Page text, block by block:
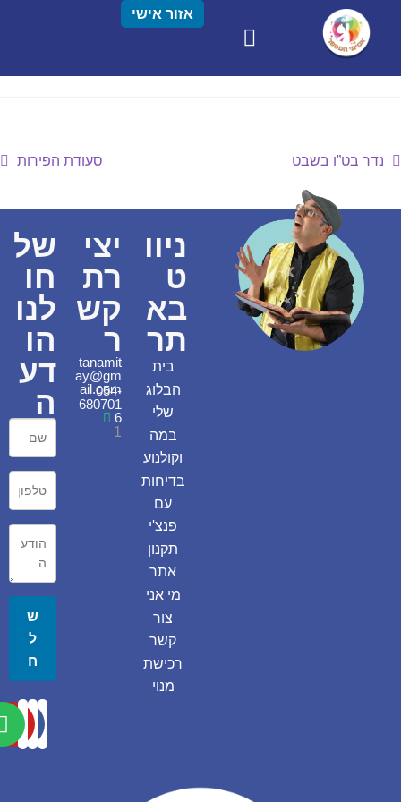
אזור אישי
נדר בט”ו בשבט סעודת הפירות
ניוו
ט
בא
תר
בית
הבלוג
שלי
במה
וקולנוע
בדיחות
עם
פנצ'י
תקנון
אתר
מי אני
צור
קשר
רכישת
מנוי
יצי
רת
קש
ר
tanamit
ay@gm
ail.com
054-
680701
6
1
של
חו
לנו
הו
דע
ה
ש
ל
ח